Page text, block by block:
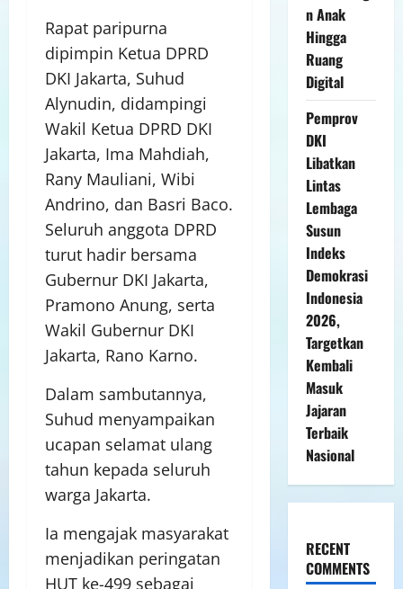
Rapat paripurna
dipimpin Ketua DPRD
DKI Jakarta, Suhud
Alynudin, didampingi
Wakil Ketua DPRD DKI
Jakarta, Ima Mahdiah,
Rany Mauliani, Wibi
Andrino, dan Basri Baco.
Seluruh anggota DPRD
turut hadir bersama
Gubernur DKI Jakarta,
Pramono Anung, serta
Wakil Gubernur DKI
Jakarta, Rano Karno.
Dalam sambutannya,
Suhud menyampaikan
ucapan selamat ulang
tahun kepada seluruh
warga Jakarta.
Ia mengajak masyarakat
menjadikan peringatan
HUT ke-499 sebagai
n Anak
Hingga
Ruang
Digital
Pemprov
DKI
Libatkan
Lintas
Lembaga
Susun
Indeks
Demokrasi
Indonesia
2026,
Targetkan
Kembali
Masuk
Jajaran
Terbaik
Nasional
RECENT
COMMENTS